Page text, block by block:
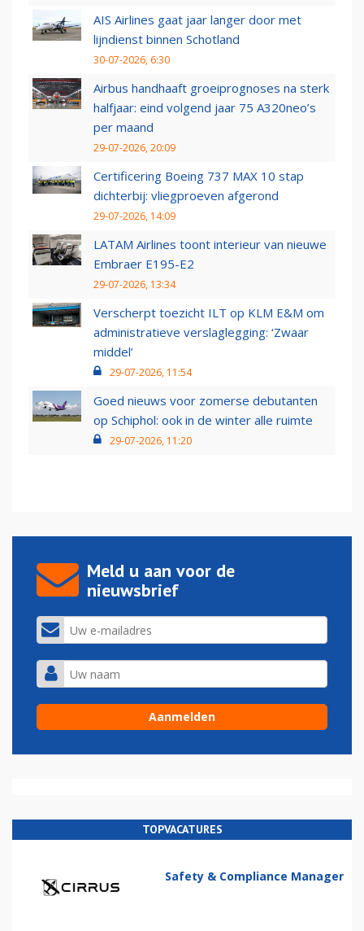
AIS Airlines gaat jaar langer door met
lijndienst binnen Schotland
30-07-2026, 6:30
Airbus handhaaft groeiprognoses na sterk
halfjaar: eind volgend jaar 75 A320neo’s
per maand
29-07-2026, 20:09
Certificering Boeing 737 MAX 10 stap
dichterbij: vliegproeven afgerond
29-07-2026, 14:09
LATAM Airlines toont interieur van nieuwe
Embraer E195-E2
29-07-2026, 13:34
Verscherpt toezicht ILT op KLM E&M om
administratieve verslaglegging: ‘Zwaar
middel’
29-07-2026, 11:54
Goed nieuws voor zomerse debutanten
op Schiphol: ook in de winter alle ruimte
29-07-2026, 11:20
Meld u aan voor de
nieuwsbrief
TOPVACATURES
Safety & Compliance Manager